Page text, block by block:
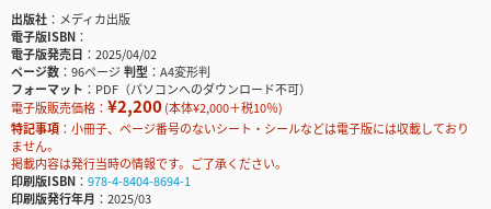
出版社
メディカ出版
電子版ISBN
電子版発売日
2025/04/02
ページ数
96ページ判型
A4変形判
フォーマット
PDF（パソコンへのダウンロード不可）
電子版販売価格： ¥2,200(本体¥2,000＋税10％)
特記事項
小冊子、ページ番号のないシート・シールなどは電子版には収載しており
ません。
掲載内容は発行当時の情報です。ご了承ください。
印刷版ISBN
978-4-8404-8694-1
印刷版発行年月
2025/03